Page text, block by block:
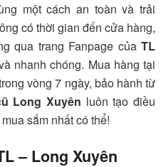
một cách an toàn và trải
có thời gian đến cửa hàng,
qua trang Fanpage củaTL
nhanh chóng. Mua hàng tại
vòng 7 ngày, bảo hành từ
Long Xuyên luôn tạo điều
sắm nhất có thể!
– Long Xuyên